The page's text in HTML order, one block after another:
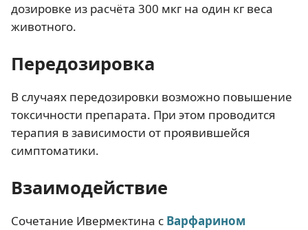
дозировке из расчёта 300 мкг на один кг веса
животного.
Передозировка
В случаях передозировки возможно повышение
токсичности препарата. При этом проводится
терапия в зависимости от проявившейся
симптоматики.
Взаимодействие
Сочетание Ивермектина с Варфарином